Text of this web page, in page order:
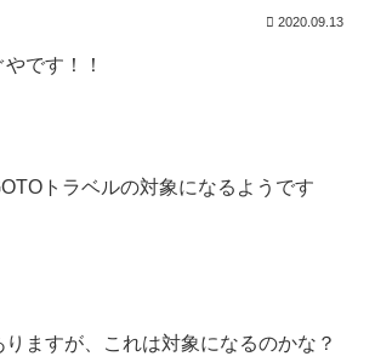
2020.09.13
です！！
トラベルの対象になるようです
ますが、これは対象になるのかな？